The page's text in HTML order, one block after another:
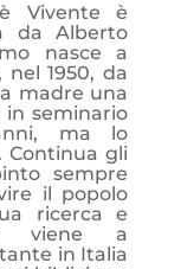
Vivente è
da Alberto
nasce a
1950, da
madre una
seminario
ma lo
Continua gli
sempre
il popolo
ricerca e
viene a
in Italia